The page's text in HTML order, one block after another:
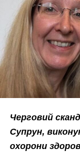
Черговий
Супрун,
охорони